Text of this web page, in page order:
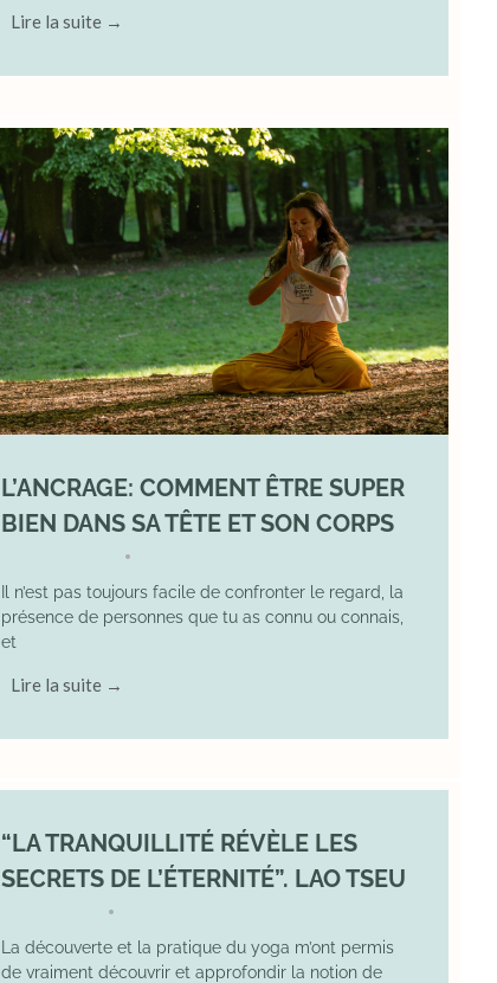
Lire la suite →
L’ANCRAGE: COMMENT ÊTRE SUPER
BIEN DANS SA TÊTE ET SON CORPS
•
Il n’est pas toujours facile de confronter le regard, la
présence de personnes que tu as connu ou connais,
et
Lire la suite →
“LA TRANQUILLITÉ RÉVÈLE LES
SECRETS DE L’ÉTERNITÉ”. LAO TSEU
•
La découverte et la pratique du yoga m’ont permis
de vraiment découvrir et approfondir la notion de